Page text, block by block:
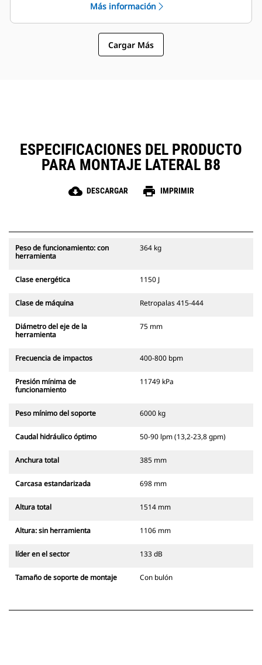
repliegue para transporte.
Más información
Cargar Más
ESPECIFICACIONES DEL PRODUCTO
PARA MONTAJE LATERAL B8
cloud_download DESCARGAR print IMPRIMIR
Peso de funcionamiento: con
herramienta
364 kg
Clase energética 1150 J
Clase de máquina Retropalas 415-444
Diámetro del eje de la
herramienta
75 mm
Frecuencia de impactos 400-800 bpm
Presión mínima de
funcionamiento
11749 kPa
Peso mínimo del soporte 6000 kg
Caudal hidráulico óptimo 50-90 lpm (13,2-23,8 gpm)
Anchura total 385 mm
Carcasa estandarizada 698 mm
Altura total 1514 mm
Altura: sin herramienta 1106 mm
líder en el sector 133 dB
Tamaño de soporte de montaje Con bulón